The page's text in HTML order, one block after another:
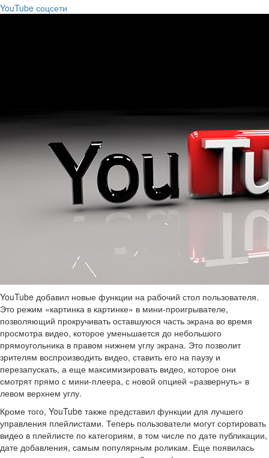
YouTube соцсети
YouTube добавил новые функции на рабочий стол пользователя.
Это режим «картинка в картинке» в мини-проигрывателе,
позволяющий прокручивать оставшуюся часть экрана во время
просмотра видео, которое уменьшается до небольшого
прямоугольника в правом нижнем углу экрана. Это позволит
зрителям воспроизводить видео, ставить его на паузу и
перезапускать, а еще максимизировать видео, которое они
смотрят прямо с мини-плеера, с новой опцией «развернуть» в
левом верхнем углу.
Кроме того, YouTube также представил функции для лучшего
управления плейлистами. Теперь пользователи могут сортировать
видео в плейлисте по категориям, в том числе по дате публикации,
дате добавления, самым популярным роликам. Еще появилась